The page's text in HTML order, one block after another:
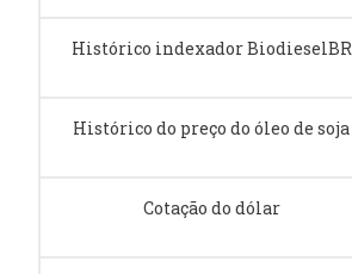
Histórico indexador BiodieselBR
Histórico do preço do óleo de soja
Cotação do dólar